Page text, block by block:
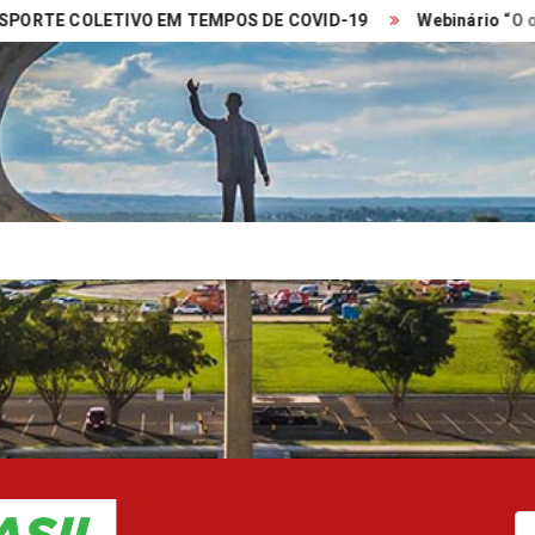
EM TEMPOS DE COVID-19 Webinário “O olhar e